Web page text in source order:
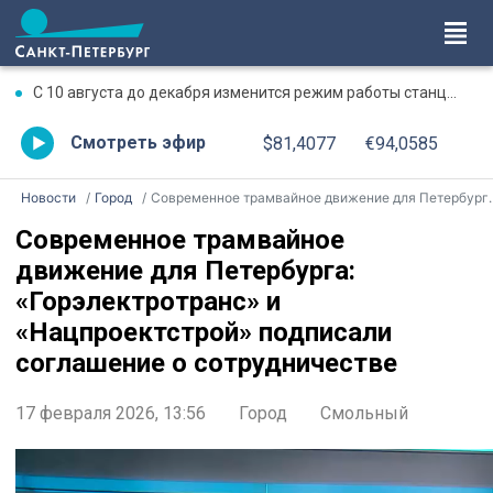
С 10 августа до декабря изменится режим работы станции метро «Чкаловская»
Смотреть эфир $81,4077 €94,0585
Новости Город Современное трамвайное движение для Петербурга: «Горэлектротранс» и «Нацпроектстрой» подписали соглашение о сотрудничестве
Современное трамвайное
движение для Петербурга:
«Горэлектротранс» и
«Нацпроектстрой» подписали
соглашение о сотрудничестве
17 февраля 2026, 13:56 Город Смольный